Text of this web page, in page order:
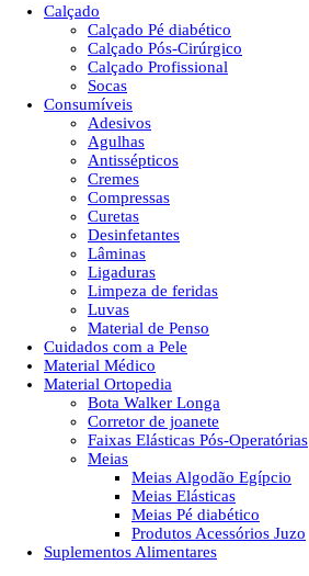
Calçado
Calçado Pé diabético
Calçado Pós-Cirúrgico
Calçado Profissional
Socas
Consumíveis
Adesivos
Agulhas
Antissépticos
Cremes
Compressas
Curetas
Desinfetantes
Lâminas
Ligaduras
Limpeza de feridas
Luvas
Material de Penso
Cuidados com a Pele
Material Médico
Material Ortopedia
Bota Walker Longa
Corretor de joanete
Faixas Elásticas Pós-Operatórias
Meias
Meias Algodão Egípcio
Meias Elásticas
Meias Pé diabético
Produtos Acessórios Juzo
Suplementos Alimentares